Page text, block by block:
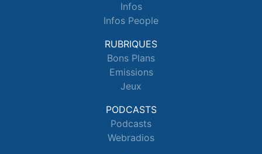
Infos
Infos People
RUBRIQUES
Bons Plans
Emissions
Jeux
PODCASTS
Podcasts
Webradios